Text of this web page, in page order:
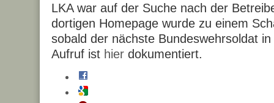
LKA war auf der Suche nach der
dortigen Homepage wurde zu einem
sobald der nächste Bundeswehrsoldat
Aufruf ist hier dokumentiert.